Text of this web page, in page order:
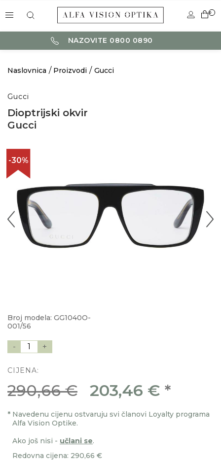
0
NAZOVITE 0800 0890
Naslovnica Proizvodi Gucci
Gucci
Dioptrijski okvir
Gucci
-30%
Broj modela: GG1040O-
001/56
- 1 +
CIJENA:
290,66 € 203,46 € *
* Navedenu cijenu ostvaruju svi članovi Loyalty programa
Alfa Vision Optike.
Ako još nisi - učlani se.
Redovna cijena: 290,66 €